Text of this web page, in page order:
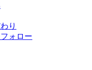
り
ォロー